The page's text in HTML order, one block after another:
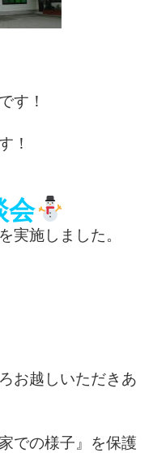
す！
！
会
実施しました。
お越しいただきあ
での様子』を保護